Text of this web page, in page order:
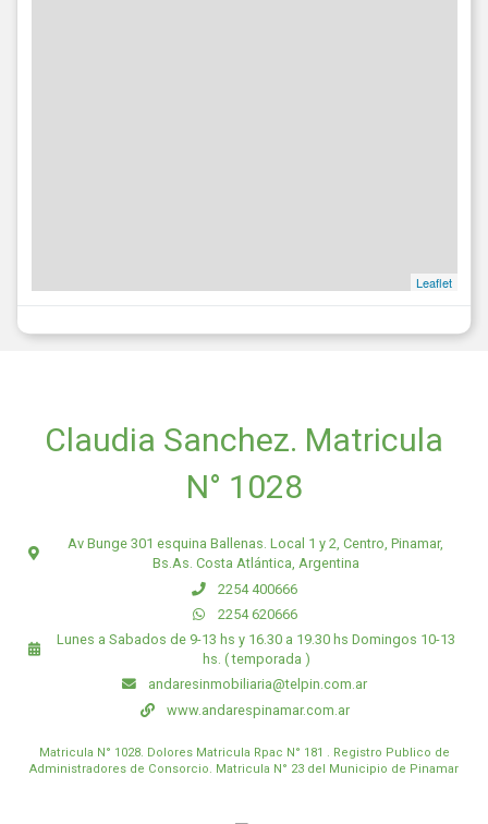
Leaflet
Claudia Sanchez. Matricula
N° 1028
Av Bunge 301 esquina Ballenas. Local 1 y 2, Centro, Pinamar,
Bs.As. Costa Atlántica, Argentina
2254 400666
2254 620666
Lunes a Sabados de 9-13 hs y 16.30 a 19.30 hs Domingos 10-13
hs. ( temporada )
andaresinmobiliaria@telpin.com.ar
www.andarespinamar.com.ar
Matricula N° 1028. Dolores Matricula Rpac N° 181 . Registro Publico de
Administradores de Consorcio. Matricula N° 23 del Municipio de Pinamar